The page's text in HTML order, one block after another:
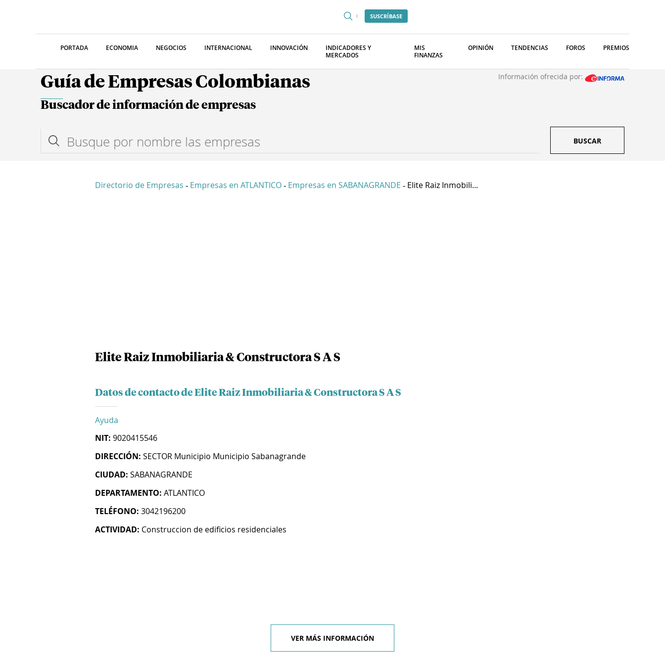
SUSCRÍBASE
PORTADA ECONOMIA NEGOCIOS INTERNACIONAL INNOVACIÓN
INDICADORES Y
MERCADOS
MIS
FINANZAS
OPINIÓN TENDENCIAS FOROS PREMIOS
Guía de Empresas Colombianas Información ofrecida por:
Buscador de información de empresas
BUSCAR
Directorio de Empresas - Empresas en ATLANTICO - Empresas en SABANAGRANDE - Elite Raiz Inmobili...
Elite Raiz Inmobiliaria & Constructora S A S
Datos de contacto de Elite Raiz Inmobiliaria & Constructora S A S
Ayuda
NIT: 9020415546
DIRECCIÓN: SECTOR Municipio Municipio Sabanagrande
CIUDAD: SABANAGRANDE
DEPARTAMENTO: ATLANTICO
TELÉFONO: 3042196200
ACTIVIDAD: Construccion de edificios residenciales
VER MÁS INFORMACIÓN